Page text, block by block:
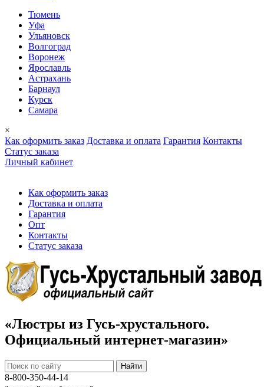
Тюмень
Уфа
Ульяновск
Волгоград
Воронеж
Ярославль
Астрахань
Барнаул
Курск
Самара
×
Как оформить заказ Доставка и оплата Гарантия Контакты
Cтатус заказа
Личный кабинет
Как оформить заказ
Доставка и оплата
Гарантия
Опт
Контакты
Cтатус заказа
«Люстры из Гусь-хрустального.
Официальный интернет-магазин»
Найти
8-800-350-44-14